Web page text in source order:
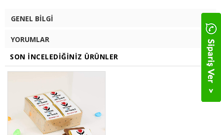
GENEL BILGI
YORUMLAR
SON İNCELEDIĞINIZ ÜRÜNLER